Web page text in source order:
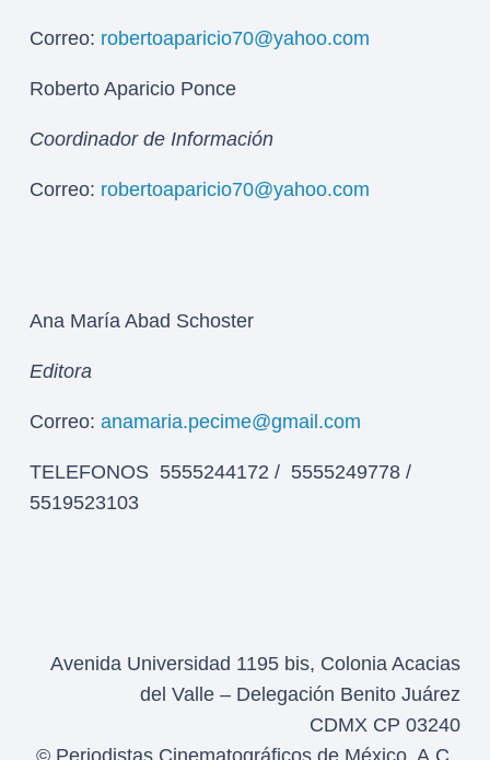
Correo: robertoaparicio70@yahoo.com
Roberto Aparicio Ponce
Coordinador de Información
Correo: robertoaparicio70@yahoo.com
Ana María Abad Schoster
Editora
Correo: anamaria.pecime@gmail.com
TELEFONOS 5555244172 / 5555249778 /
5519523103
Avenida Universidad 1195 bis, Colonia Acacias
del Valle – Delegación Benito Juárez
CDMX CP 03240